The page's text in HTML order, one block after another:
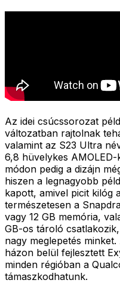
Az idei csúcssorozat
változatban rajtolnak
valamint az S23 Ultra
6,8 hüvelykes
módon pedig a dizájn
hiszen a legnagyobb
kapott, amivel picit kilóg
természetesen a
vagy 12 GB memória,
GB-os tároló
nagy meglepetés
házon belül fejlesztett
minden régióban a
támaszkodhatunk.